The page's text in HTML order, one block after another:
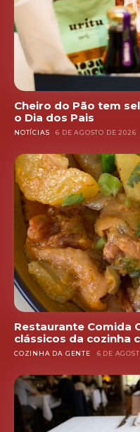
Cheiro do Pão tem
o Dia dos Pais
NOTÍCIAS 6 DE AGOSTO DE 2026
Restaurante Comida
clássicos da cozinha
COZINHA DA GENTE 6 DE